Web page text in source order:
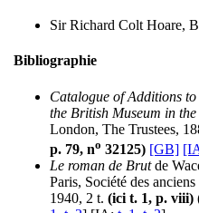
Sir Richard Colt Hoare,
Bibliographie
Catalogue of Additions
the British Museum in
London, The Trustees,
p. 79, no 32125) [GB]
Le roman de Brutde
Paris, Société des
1940, 2 t. (ici t. 1, p. viii)